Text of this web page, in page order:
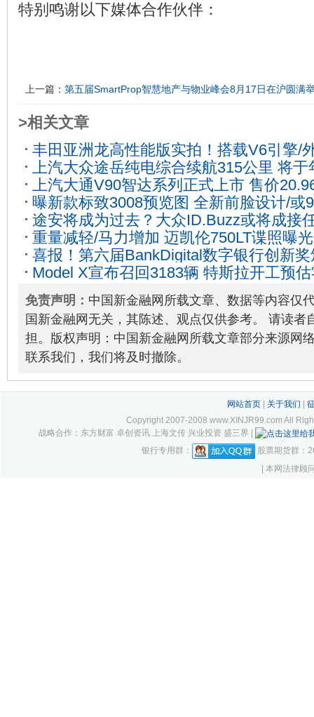
特别鸣谢以下媒体合作伙伴：
上一篇： 第五届SmartProp智慧地产与物业峰会8月17日在沪圆满
>相关文章
丰田亚洲龙高性能版实拍！搭载V6引擎/
08
上汽大众途岳纯电综合续航315公里 将于
23
上汽大通V90智达系列正式上市 售价
曝新款标致3008预览图 全新前脸设计/或
途安将成为过去？大众ID.Buzz或将成接
重量减轻/马力增加 迈凯伦750LT谍照曝光
喜报！第六届BankDigital数字银行创新
2023-05-26
Model X宣布召回3183辆 特斯拉开工预
2020-02-17
免责声明： 中国新金融网所载文章、数据等内容仅
国新金融网无关，其陈述、观点仅供参考。 请读者
担。版权声明：中国新金融网所载文章部分来源网
联系我们，我们将及时撤除。
网站首页| 关于我们
Copyright 2007-2008 www.XINJR99.com All
战略合作：东方财富 卓创资讯 上海文传 兴业投资 盛三界 |
银行专用群：
股票期货群：
| 本网法律顾